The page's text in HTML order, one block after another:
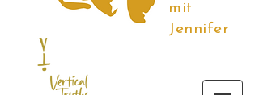
mit
Jennifer